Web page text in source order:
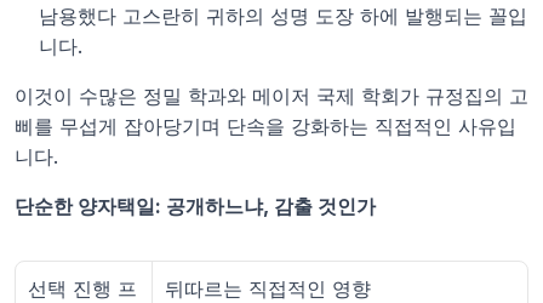
남용했다 고스란히 귀하의 성명 도장 하에 발행되는 꼴입
니다.
이것이 수많은 정밀 학과와 메이저 국제 학회가 규정집의 고
삐를 무섭게 잡아당기며 단속을 강화하는 직접적인 사유입
니다.
단순한 양자택일: 공개하느냐, 감출 것인가
선택 진행 프
뒤따르는 직접적인 영향